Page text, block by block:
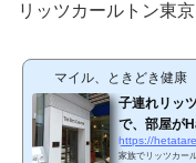
リッツカールトン東
マイル、ときどき健康
子連れリッ
で、部屋が
https://
家族でリッツカー